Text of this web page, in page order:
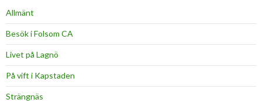
Allmänt
Besök i Folsom CA
Livet på Lagnö
På vift i Kapstaden
Strängnäs